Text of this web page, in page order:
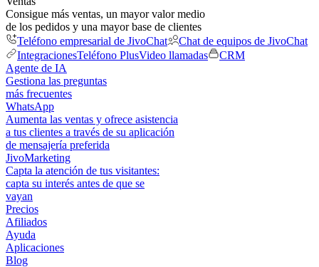
Consigue más ventas, un mayor valor medio
de los pedidos y una mayor base de clientes
Teléfono empresarial de JivoChat
Chat de equipos de JivoChat
IntegracionesTeléfono PlusVideo llamadas
CRM
Agente de IA
Gestiona las preguntas
más frecuentes
WhatsApp
Aumenta las ventas y ofrece asistencia
a tus clientes a través de su aplicación
de mensajería preferida
JivoMarketing
Capta la atención de tus visitantes:
capta su interés antes de que se
vayan
Precios
Afiliados
Ayuda
Aplicaciones
Blog